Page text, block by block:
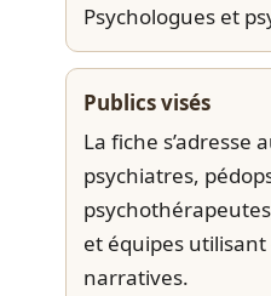
Psychologues et
Publics visés
La fiche s’adresse
psychiatres,
et équipes
narratives.